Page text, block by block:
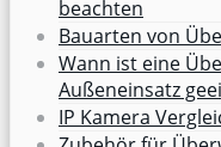
beachten
Bauarten von
Wann ist eine
Außeneinsatz
IP Kamera